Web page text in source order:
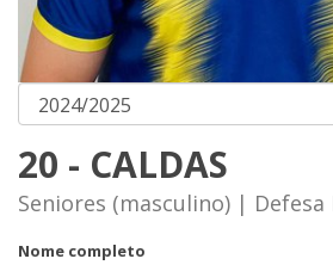
20 - CALDAS
Seniores (masculino) | Defesa
Nome completo